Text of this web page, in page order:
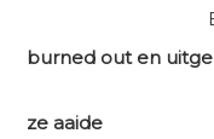
burned out en
ze aaide